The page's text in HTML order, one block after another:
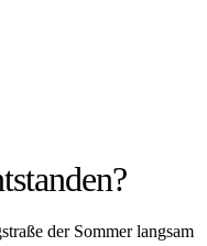
der Sommer langsam